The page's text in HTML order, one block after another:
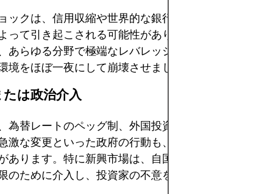
ックは、信用収縮や世界的な銀行システムへの信頼
って引き起こされる可能性があります。例えば、
あらゆる分野で極端なレバレッジ削減を引き起こし
境をほぼ一夜にして崩壊させました。
は政治介入
為替レートのペッグ制、外国投資への課税、中央銀
激な変更といった政府の行動も、キャリートレード
あります。特に新興市場は、自国通貨の安定化やホ
のために介入し、投資家の不意を突く可能性があり